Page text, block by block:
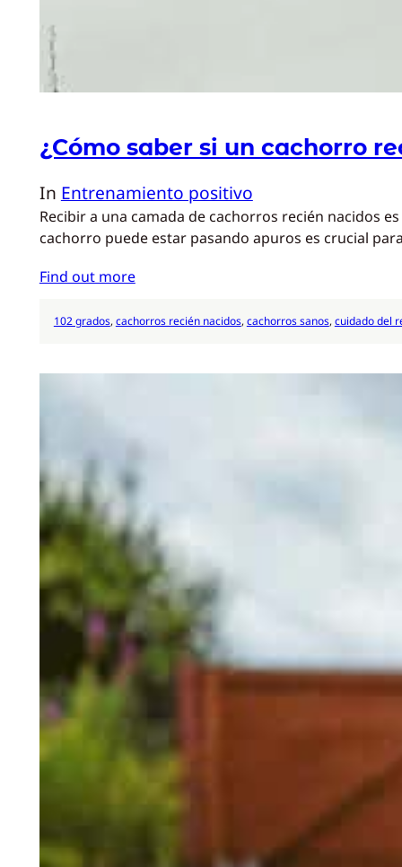
¿Cómo saber si un cachorro
In Entrenamiento positivo
Recibir a una camada de cachorros recién nacidos
cachorro puede estar pasando apuros es crucial
Find out more
102 grados, cachorros recién nacidos, cachorros sanos, cuidado del